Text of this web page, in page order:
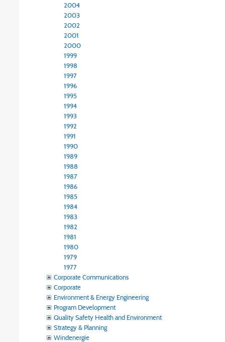
2004
2003
2002
2001
2000
1999
1998
1997
1996
1995
1994
1993
1992
1991
1990
1989
1988
1987
1986
1985
1984
1983
1982
1981
1980
1979
1977
Corporate Communications
Corporate
Environment & Energy Engineering
Program Development
Quality Safety Health and Environment
Strategy & Planning
Windenergie